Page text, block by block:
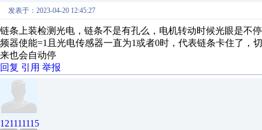
发表于：2023-04-20 12:45:27
链条上装检测光电，链条不是有孔么，电机转动时候光眼是不
频器使能=1且光电传感器一直为1或者0时，代表链条卡住了，
来也会自动停
回复 引用 举报
121111115